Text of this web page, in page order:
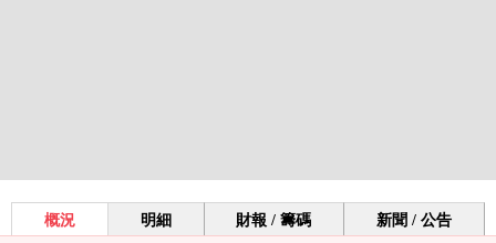
概況 明細 財報 / 籌碼 新聞 / 公告